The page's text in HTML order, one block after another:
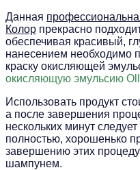
Данная
Колор прекрасно
обеспечивая красивый,
нанесением необходимо
краску окисляющей
окисляющую эмульсию
Использовать продукт
а после завершения
нескольких минут
полностью, хорошенько
завершению этих
шампунем.